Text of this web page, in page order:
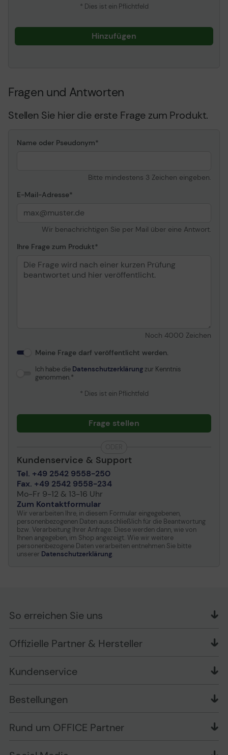
* Dies ist ein Pflichtfeld
Hinzufügen
Fragen und Antworten
Stellen Sie hier die erste Frage zum Produkt.
Name oder Pseudonym
Bitte mindestens 3 Zeichen eingeben.
E-Mail-Adresse
Wir benachrichtigen Sie per Mail über eine Antwort.
Ihre Frage zum Produkt
Noch 4000 Zeichen
Meine Frage darf veröffentlicht werden.
Ich habe die Datenschutzerklärungzur Kenntnis
genommen.
* Dies ist ein Pflichtfeld
Frage stellen
Kundenservice & Support
Tel. +49 2542 9558-250
Fax. +49 2542 9558-234
Mo-Fr 9-12 & 13-16 Uhr
Zum Kontaktformular
Wir verarbeiten Ihre, in diesem Formular eingegebenen,
personenbezogenen Daten ausschließlich für die Beantwortung
bzw. Verarbeitung Ihrer Anfrage. Diese werden dann, wie von
Ihnen angegeben, im Shop angezeigt. Wie wir weitere
personenbezogene Daten verarbeiten entnehmen Sie bitte
unserer Datenschutzerklärung.
Offizielle Partner & Hersteller
Kundenservice
Bewertungsrichtlinien
Wissen mit OP
Markenshops
Bestellungen
Versand im Namen Dritter
Rund um OFFICE Partner
So erreichen Sie uns
Schlesierring 35
Telefon: +49 (0) 2542 / 9558250
Ansprechpartner bei fehlerhafter Ware und Schäden